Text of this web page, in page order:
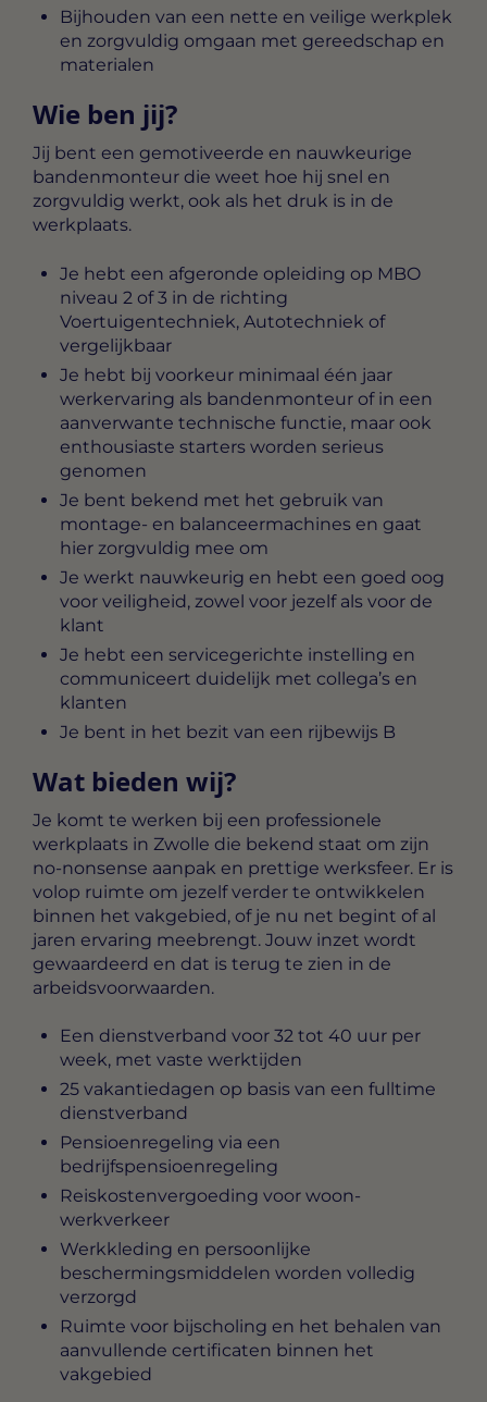
Bijhouden van een nette en veilige werkplek
en zorgvuldig omgaan met gereedschap en
materialen
Wie ben jij?
Jij bent een gemotiveerde en nauwkeurige
bandenmonteur die weet hoe hij snel en
zorgvuldig werkt, ook als het druk is in de
werkplaats.
Je hebt een afgeronde opleiding op MBO
niveau 2 of 3 in de richting
Voertuigentechniek, Autotechniek of
vergelijkbaar
Je hebt bij voorkeur minimaal één jaar
werkervaring als bandenmonteur of in een
aanverwante technische functie, maar ook
enthousiaste starters worden serieus
genomen
Je bent bekend met het gebruik van
montage- en balanceermachines en gaat
hier zorgvuldig mee om
Je werkt nauwkeurig en hebt een goed oog
voor veiligheid, zowel voor jezelf als voor de
klant
Je hebt een servicegerichte instelling en
communiceert duidelijk met collega’s en
klanten
Je bent in het bezit van een rijbewijs B
Wat bieden wij?
Je komt te werken bij een professionele
werkplaats in Zwolle die bekend staat om zijn
no-nonsense aanpak en prettige werksfeer. Er is
volop ruimte om jezelf verder te ontwikkelen
binnen het vakgebied, of je nu net begint of al
jaren ervaring meebrengt. Jouw inzet wordt
gewaardeerd en dat is terug te zien in de
arbeidsvoorwaarden.
Een dienstverband voor 32 tot 40 uur per
week, met vaste werktijden
25 vakantiedagen op basis van een fulltime
dienstverband
Pensioenregeling via een
bedrijfspensioenregeling
Reiskostenvergoeding voor woon-
werkverkeer
Werkkleding en persoonlijke
beschermingsmiddelen worden volledig
verzorgd
Ruimte voor bijscholing en het behalen van
aanvullende certificaten binnen het
vakgebied